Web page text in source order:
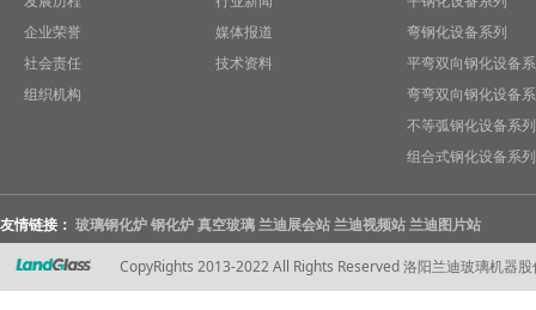
企业荣誉
社会责任
组织机构
媒体报道
技术资料
弯钢化设备系列
平弯双向钢化设备
弯弯双向钢化设备
不等弧钢化设备系列
组合式钢化设备系列
友情链接： 玻璃钢化炉钢化炉真空玻璃兰迪展会站兰迪视频站兰迪图片站
CopyRights 2013-2022 All Rights Reserved 洛阳兰迪玻璃机器